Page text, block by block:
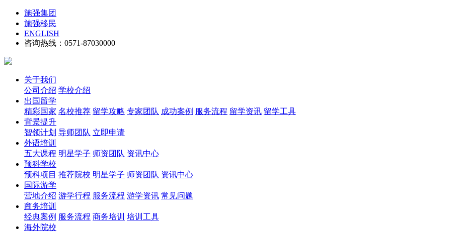
施强集团
施强移民
ENGLISH
咨询热线：0571-87030000
关于我们
公司介绍 学校介绍
出国留学
精彩国家 名校推荐 留学攻略 专家团队 成功案例 服务流程 留学资讯 留学工具
背景提升
智领计划 导师团队 立即申请
外语培训
五大课程 明星学子 师资团队 资讯中心
预科学校
预科项目 推荐院校 明星学子 师资团队 资讯中心
国际游学
营地介绍 游学行程 服务流程 游学资讯 常见问题
商务培训
经典案例 服务流程 商务培训 培训工具
海外院校